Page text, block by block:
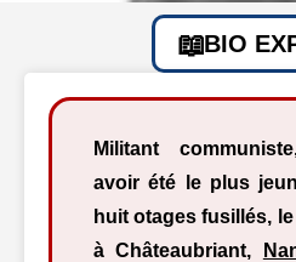
BIO
Militant
avoir été le plus
huit otages fusillés,
à Châteaubriant,